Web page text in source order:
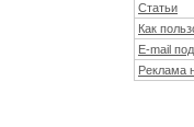
Статьи
Как
E-mail
Реклама